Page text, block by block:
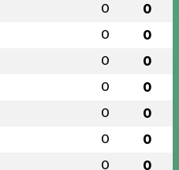
0 0
0 0
0 0
0 0
0 0
0 0
0 0